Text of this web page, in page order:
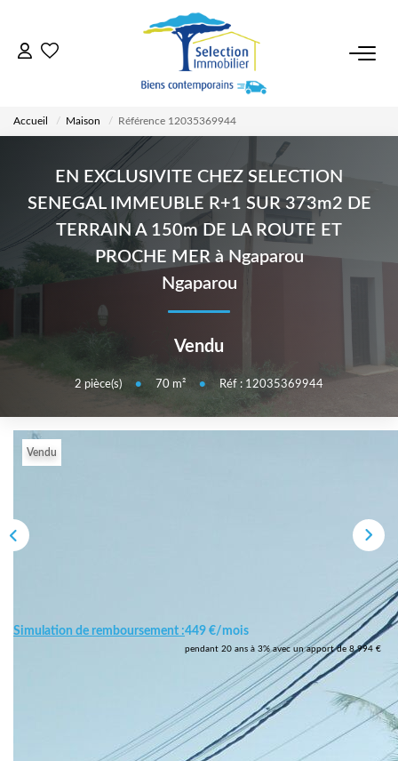
ACCUEIL
VENDRE UN BIEN
DÉPOSEZ VOTRE RECHERCHE
CONTACT
Accueil Maison Référence 12035369944
EN EXCLUSIVITE CHEZ SELECTION
SENEGAL IMMEUBLE R+1 SUR 373m2 DE
TERRAIN A 150m DE LA ROUTE ET
PROCHE MER à Ngaparou
Ngaparou
Vendu
2 pièce(s) • 70 m² • Réf : 12035369944
Vendu
Simulation de remboursement :449 €/mois
pendant 20 ans à 3% avec un apport de 8 994 €
Description